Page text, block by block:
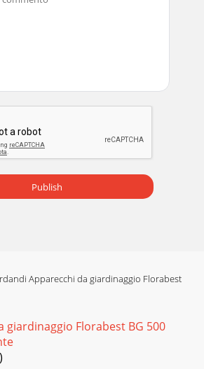
Publish
Apparecchi da giardinaggio Florabest
giardinaggio Florabest BG 500